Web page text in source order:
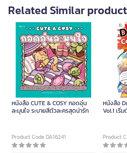
Related Similar
หนังสือ CUTE & COSY กอดอุ่น
ละมุนใจ ระบายสีตัวละครสุดน่ารัก
Product Code DA16241
หนังสือ
Vol.1 เริ่
Product